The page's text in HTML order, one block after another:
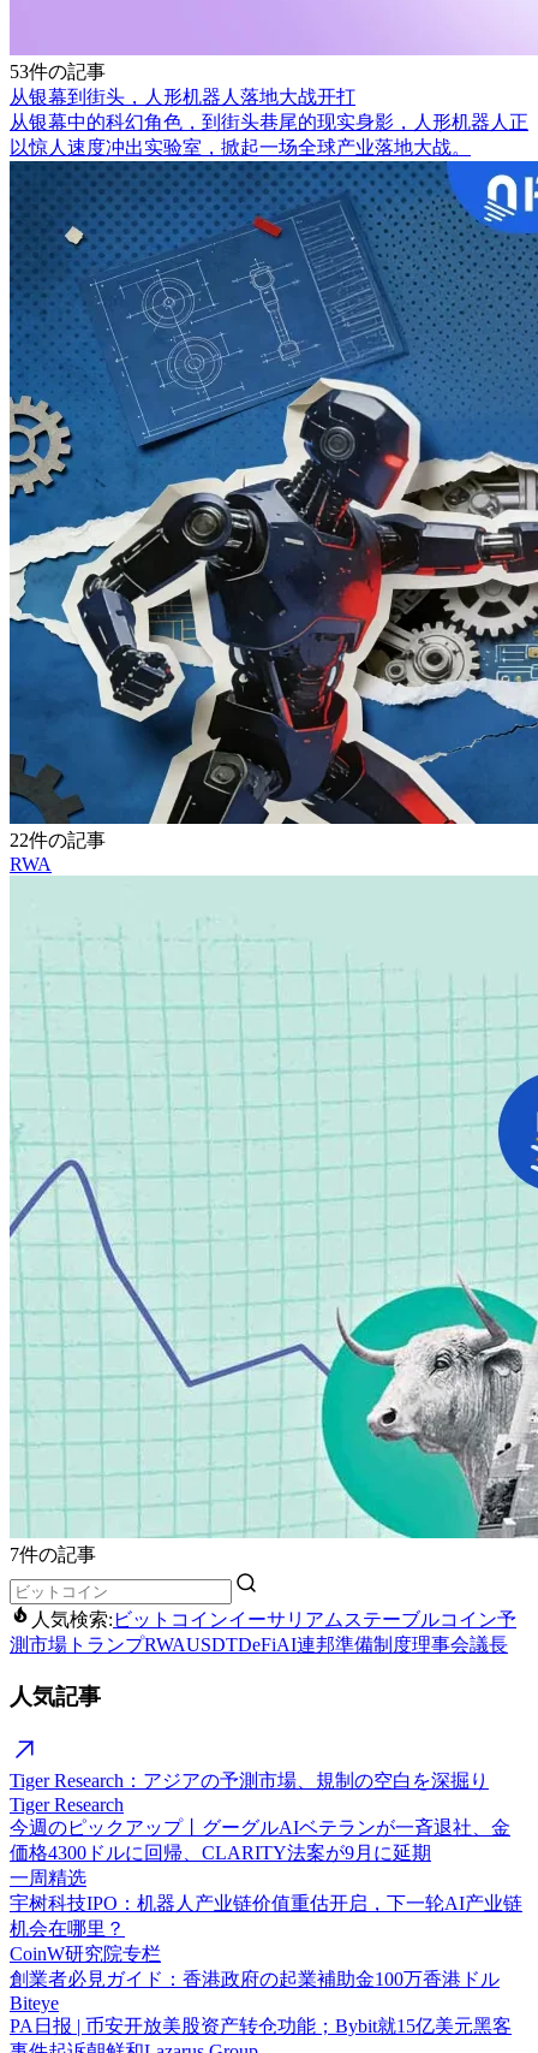
53件の記事
从银幕到街头，人形机器人落地大战开打
从银幕中的科幻角色，到街头巷尾的现实身影，人形机器人正
以惊人速度冲出实验室，掀起一场全球产业落地大战。
22件の記事
RWA
7件の記事
人気検索: ビットコインイーサリアム ステーブルコイン予
測市場 トランプRWAUSDTDeFiAI連邦準備制度理事会議長
人気記事
Tiger Research：アジアの予測市場、規制の空白を深掘り
Tiger Research
今週のピックアップ丨グーグルAIベテランが一斉退社、金
価格4300ドルに回帰、CLARITY法案が9月に延期
一周精选
宇树科技IPO：机器人产业链价值重估开启，下一轮AI产业链
机会在哪里？
CoinW研究院专栏
創業者必見ガイド：香港政府の起業補助金100万香港ドル
Biteye
PA日报 | 币安开放美股资产转仓功能；Bybit就15亿美元黑客